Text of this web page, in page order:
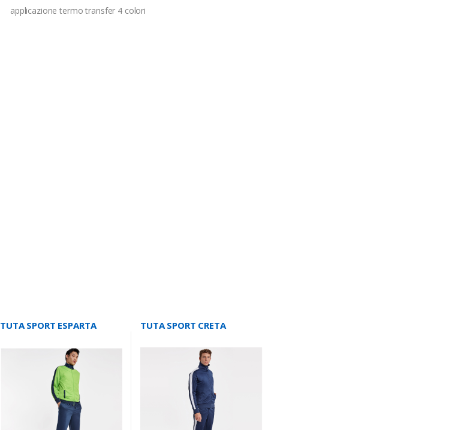
applicazione termo transfer 4 colori
TUTA SPORT ESPARTA TUTA SPORT CRETA